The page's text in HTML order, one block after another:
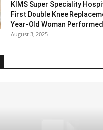
KIMS Super Speciality
First Double Knee
Year-Old Woman Performed
August 3, 2025